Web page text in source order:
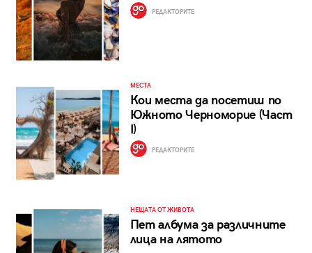
РЕДАКТОРИТЕ
МЕСТА
Кои места да посетиш по
Южното Черноморие (Част
I)
РЕДАКТОРИТЕ
НЕЩАТА ОТ ЖИВОТА
Пет албума за различните
лица на лятото